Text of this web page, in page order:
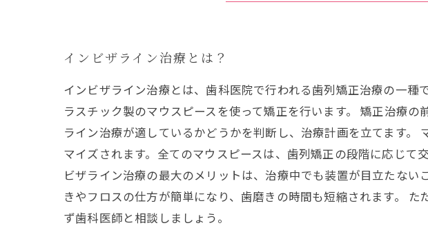
インビザライン治療とは？
インビザライン治療とは、歯科医院で行われる歯列矯正治療の一
ラスチック製のマウスピースを使って矯正を行います。 矯正治療
ライン治療が適しているかどうかを判断し、治療計画を立てます
マイズされます。全てのマウスピースは、歯列矯正の段階に応じ
ビザライン治療の最大のメリットは、治療中でも装置が目立たな
きやフロスの仕方が簡単になり、歯磨きの時間も短縮されます。
ず歯科医師と相談しましょう。